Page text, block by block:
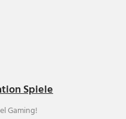
Spiele
Gaming!